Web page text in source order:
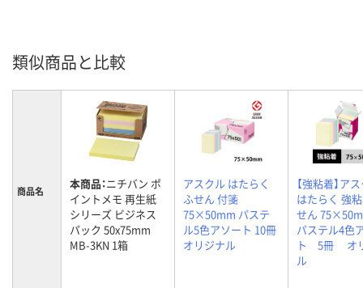
類似商品と比較
商品名 本商品：ニチバン ポ
イントメモ 再生紙
シリーズ ビジネス
パック 50x75mm
MB-3KN 1箱
アスクル はたらく
ふせん 付箋
75×50mm パステ
ル5色アソート 10冊
オリジナル
【強粘着】ア
はたらく 強
せん
パステル4色
ト 5冊 オ
ル